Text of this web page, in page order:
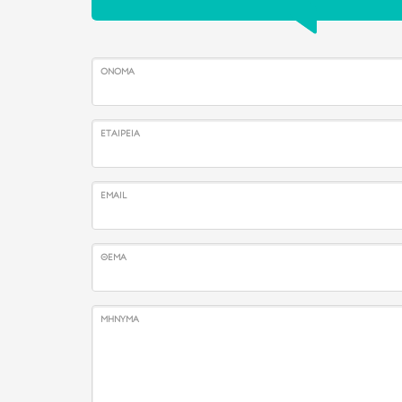
ΌΝΟΜΑ
ΕΤΑΙΡΕΊΑ
EMAIL
ΘΈΜΑ
ΜΉΝΥΜΑ